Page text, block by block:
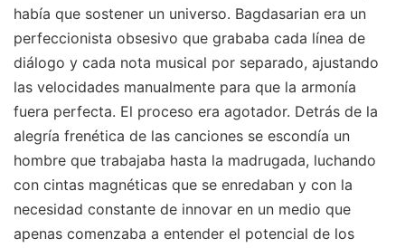
había que sostener un universo. Bagdasarian era un
perfeccionista obsesivo que grababa cada línea de
diálogo y cada nota musical por separado, ajustando
las velocidades manualmente para que la armonía
fuera perfecta. El proceso era agotador. Detrás de la
alegría frenética de las canciones se escondía un
hombre que trabajaba hasta la madrugada, luchando
con cintas magnéticas que se enredaban y con la
necesidad constante de innovar en un medio que
apenas comenzaba a entender el potencial de los